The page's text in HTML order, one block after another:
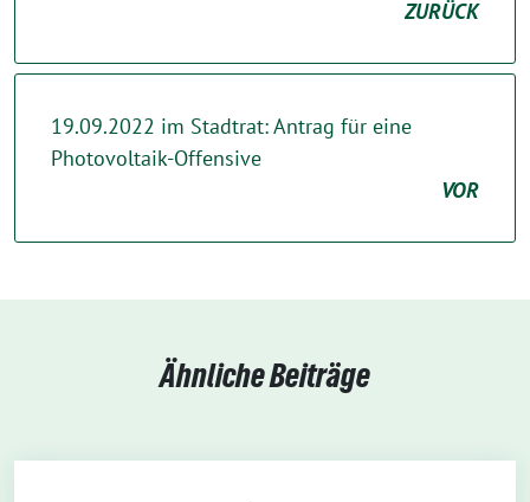
ZURÜCK
19.09.2022 im Stadtrat: Antrag für eine
Photovoltaik-Offensive
VOR
Ähnliche Beiträge